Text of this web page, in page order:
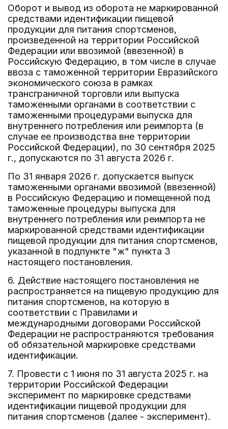
Оборот и вывод из оборота не маркированной
средствами идентификации пищевой
продукции для питания спортсменов,
произведенной на территории Российской
Федерации или ввозимой (ввезенной) в
Российскую Федерацию, в том числе в случае
ввоза с таможенной территории Евразийского
экономического союза в рамках
трансграничной торговли или выпуска
таможенными органами в соответствии с
таможенными процедурами выпуска для
внутреннего потребления или реимпорта (в
случае ее производства вне территории
Российской Федерации), по 30 сентября 2025
г., допускаются по 31 августа 2026 г.
По 31 января 2026 г. допускается выпуск
таможенными органами ввозимой (ввезенной)
в Российскую Федерацию и помещенной под
таможенные процедуры выпуска для
внутреннего потребления или реимпорта не
маркированной средствами идентификации
пищевой продукции для питания спортсменов,
указанной в подпункте "ж" пункта 3
настоящего постановления.
6. Действие настоящего постановления не
распространяется на пищевую продукцию для
питания спортсменов, на которую в
соответствии с Правилами и
международными договорами Российской
Федерации не распространяются требования
об обязательной маркировке средствами
идентификации.
7. Провести с 1 июня по 31 августа 2025 г. на
территории Российской Федерации
эксперимент по маркировке средствами
идентификации пищевой продукции для
питания спортсменов (далее - эксперимент).